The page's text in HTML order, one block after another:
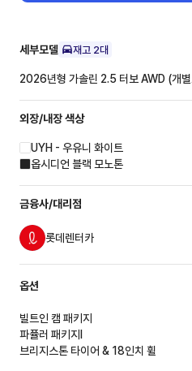
세부모델 재고 2대
2026년형 가솔린 2.5 터보 AWD (개
외장/내장색상
UYH - 우유니 화이트
옵시디언 블랙 모노톤
금융사/대리점
롯데렌터카
옵션
빌트인 캠 패키지
파퓰러 패키지Ⅰ
브리지스톤 타이어 & 18인치 휠